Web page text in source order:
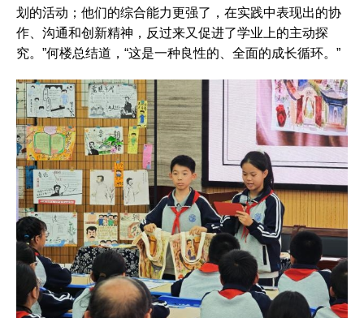
划的活动；他们的综合能力更强了，在实践中表现出的协
作、沟通和创新精神，反过来又促进了学业上的主动探
究。”何楼总结道，“这是一种良性的、全面的成长循环。”